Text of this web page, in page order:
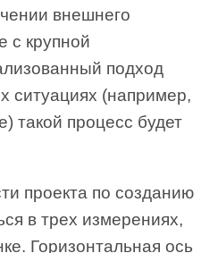
внешнего
с крупной
подход
ситуациях (например,
такой процесс будет
проекта по созданию
в трех измерениях,
Горизонтальная ось